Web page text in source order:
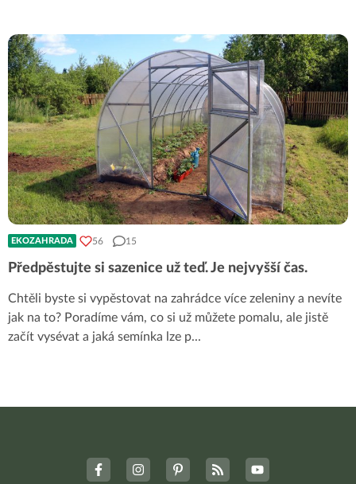
EKOZAHRADA 56 15
Předpěstujte si sazenice už teď. Je nejvyšší čas.
Chtěli byste si vypěstovat na zahrádce více zeleniny a nevíte
jak na to? Poradíme vám, co si už můžete pomalu, ale jistě
začít vysévat a jaká semínka lze p...